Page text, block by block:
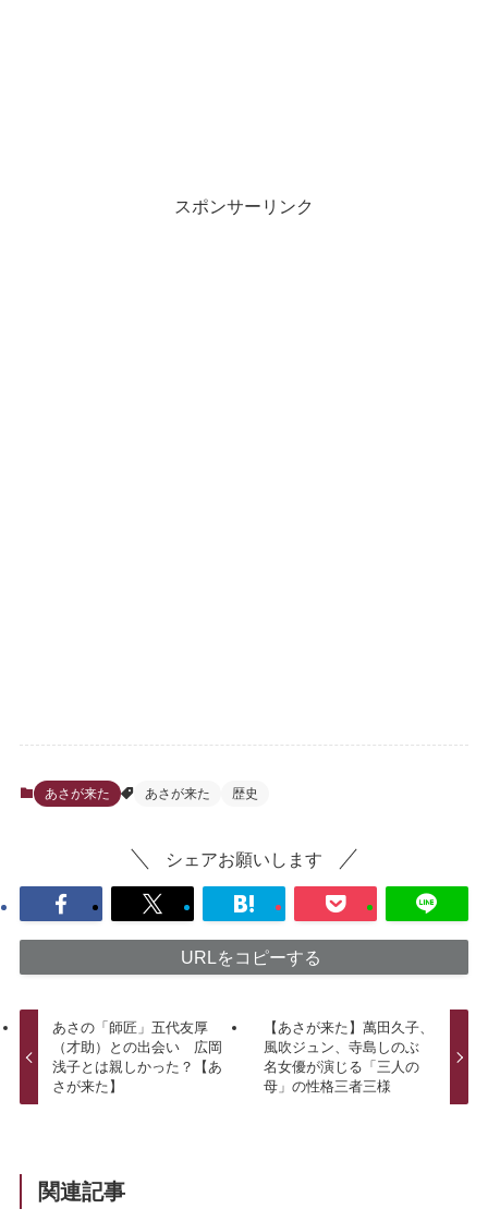
スポンサーリンク
あさが来た あさが来た 歴史
シェアお願いします
URLをコピーする
あさの「師匠」五代友厚
（才助）との出会い 広岡
浅子とは親しかった？【あ
さが来た】
【あさが来た】萬田久子、
風吹ジュン、寺島しのぶ
名女優が演じる「三人の
母」の性格三者三様
関連記事